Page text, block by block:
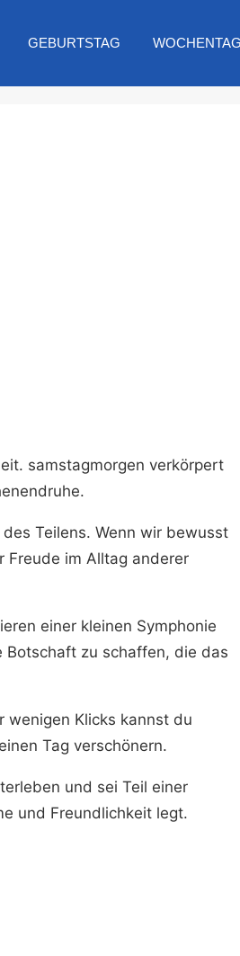
GEBURTSTAG
samstagmorgen verkörpert
Teilens. Wenn wir bewusst
Freude im Alltag anderer
einer kleinen Symphonie
Botschaft zu schaffen, die das
wenigen Klicks kannst du
Tag verschönern.
und sei Teil einer
und Freundlichkeit legt.